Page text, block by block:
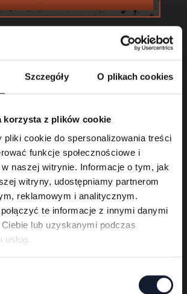
Szczegóły O plikach cookies
korzysta z plików cookie
pliki cookie do spersonalizowania treści
funkcje społecznościowe i
naszej witrynie. Informacje o tym, jak
witryny, udostępniamy partnerom
reklamowym i analitycznym.
te informacje z innymi danymi
lub uzyskanymi podczas
usług.
Karnet 3-dniowy
Buy ticket